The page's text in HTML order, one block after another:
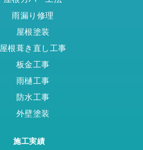
雨漏り修理
屋根塗装
屋根葺き直し工事
板金工事
雨樋工事
防水工事
外壁塗装
施工実績